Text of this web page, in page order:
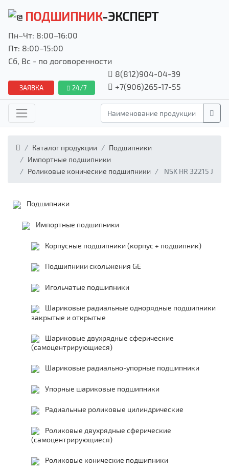
ПОДШИПНИК-ЭКСПЕРТ
Пн–Чт: 8:00–16:00
Пт: 8:00–15:00
Сб, Вс - по договоренности
ЗАЯВКА 24/7
8(812)904-04-39
+7(906)265-17-55
Каталог продукции
Подшипники
Импортные подшипники
Роликовые конические подшипники
NSK HR 32215 J
Подшипники
Импортные подшипники
Корпусные подшипники (корпус + подшипник)
Подшипники скольжения GE
Игольчатые подшипники
Шариковые радиальные однорядные подшипники
закрытые и открытые
Шариковые двухрядные сферические
(самоцентрирующиеся)
Шариковые радиально-упорные подшипники
Упорные шариковые подшипники
Радиальные роликовые цилиндрические
Роликовые двухрядные сферические
(самоцентрирующиеся)
Роликовые конические подшипники